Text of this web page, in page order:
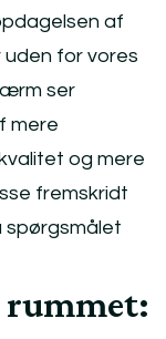
af
for vores
ser
mere
og mere
fremskridt
spørgsmålet